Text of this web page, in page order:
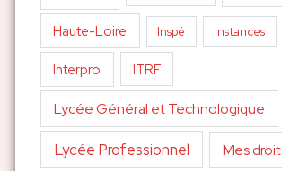
Haute-Loire Inspé Instances
Interpro ITRF
Lycée Général et Technologique
Lycée Professionnel Mes